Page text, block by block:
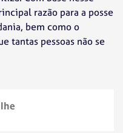
razão para a posse
bem como o
tantas pessoas não se